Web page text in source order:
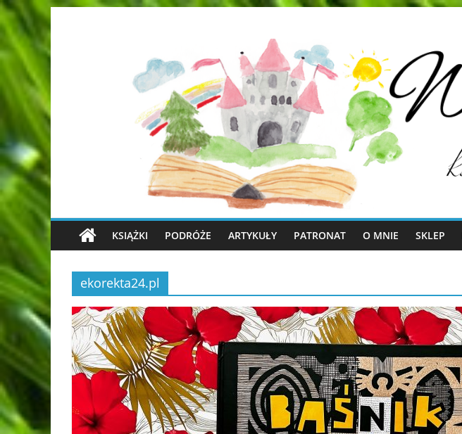
KSIĄŻKI PODRÓŻE ARTYKUŁY PATRONAT O MNIE SKLEP
ekorekta24.pl